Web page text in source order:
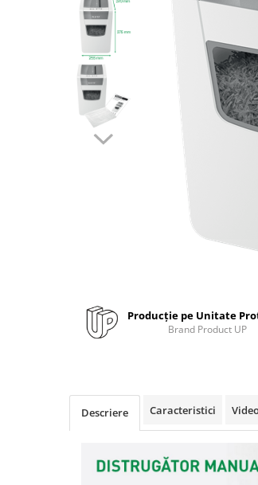
Bibliorafturi, caiete mecanice,
Capsatoare, capse si perforatoare
Caiete si blocnotesuri
Dosare, folii protectie si mape
Accesorii diverse pentru birou
Seturi de scris Premium
Instrumente de scris eco
Markere diverse
Rezerve instrumente scris
Producție pe Unitate
Brand Product UP
Descriere Caracteristici